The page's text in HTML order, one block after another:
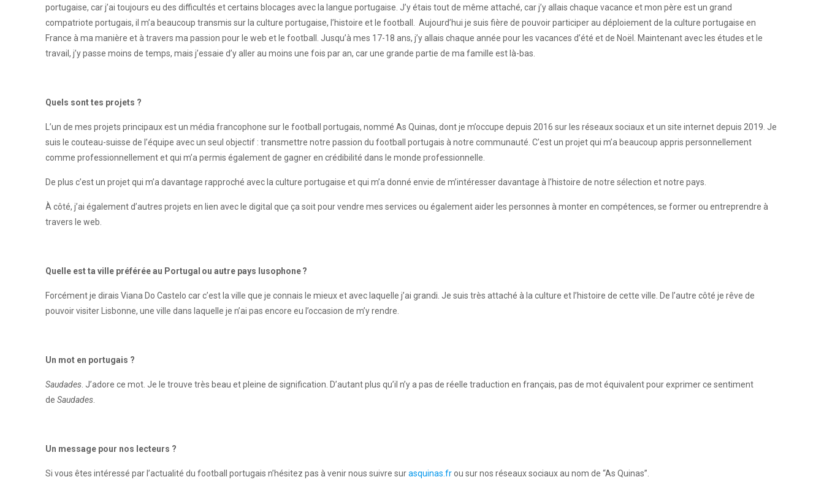
portugaise, car j’ai toujours eu des difficultés et certains blocages avec la langue portugaise. J’y étais tout de même attaché, car j’y allais chaque vacance et mon père est un grand
compatriote portugais, il m’a beaucoup transmis sur la culture portugaise, l’histoire et le football. Aujourd’hui je suis fière de pouvoir participer au déploiement de la culture portugaise en
France à ma manière et à travers ma passion pour le web et le football. Jusqu’à mes 17-18 ans, j’y allais chaque année pour les vacances d’été et de Noël. Maintenant avec les études et le
travail, j’y passe moins de temps, mais j’essaie d’y aller au moins une fois par an, car une grande partie de ma famille est là-bas.
Quels sont tes projets ?
L’un de mes projets principaux est un média francophone sur le football portugais, nommé As Quinas, dont je m’occupe depuis 2016 sur les réseaux sociaux et un site internet depuis 2019. Je
suis le couteau-suisse de l’équipe avec un seul objectif : transmettre notre passion du football portugais à notre communauté. C’est un projet qui m’a beaucoup appris personnellement
comme professionnellement et qui m’a permis également de gagner en crédibilité dans le monde professionnelle.
De plus c’est un projet qui m’a davantage rapproché avec la culture portugaise et qui m’a donné envie de m’intéresser davantage à l’histoire de notre sélection et notre pays.
À côté, j’ai également d’autres projets en lien avec le digital que ça soit pour vendre mes services ou également aider les personnes à monter en compétences, se former ou entreprendre à
travers le web.
Quelle est ta ville préférée au Portugal ou autre pays lusophone ?
Forcément je dirais Viana Do Castelo car c’est la ville que je connais le mieux et avec laquelle j’ai grandi. Je suis très attaché à la culture et l’histoire de cette ville. De l’autre côté je rêve de
pouvoir visiter Lisbonne, une ville dans laquelle je n’ai pas encore eu l’occasion de m’y rendre.
Un mot en portugais ?
Saudades . J’adore ce mot. Je le trouve très beau et pleine de signification. D’autant plus qu’il n’y a pas de réelle traduction en français, pas de mot équivalent pour exprimer ce sentiment
deSaudades
Un message pour nos lecteurs ?
Si vous êtes intéressé par l’actualité du football portugais n’hésitez pas à venir nous suivre surasquinas.frou sur nos réseaux sociaux au nom de “As Quinas”.